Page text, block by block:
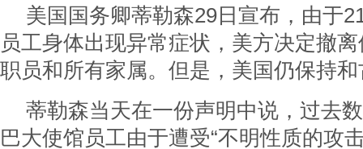
美国国务卿蒂勒森29日宣布，由于
员工身体出现异常症状，美方决定撤
职员和所有家属。但是，美国仍保持
蒂勒森当天在一份声明中说，过去
巴大使馆员工由于遭受“不明性质的攻